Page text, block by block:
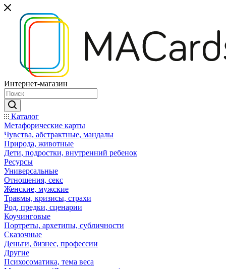
Интернет-магазин
Каталог
Mетафорические карты
Чувства, абстрактные, мандалы
Природа, животные
Дети, подростки, внутренний ребенок
Ресурсы
Универсальные
Отношения, секс
Женские, мужские
Травмы, кризисы, страхи
Род, предки, сценарии
Коучинговые
Портреты, архетипы, субличности
Сказочные
Деньги, бизнес, профессии
Другие
Психосоматика, тема веса